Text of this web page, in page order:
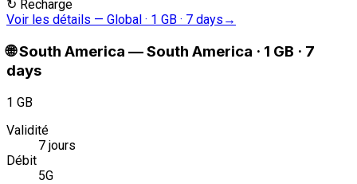
↻ Recharge
Voir les détails — Global · 1 GB · 7 days →
🌐South America —South America · 1 GB · 7
days
1 GB
Validité
7 jours
Débit
5G